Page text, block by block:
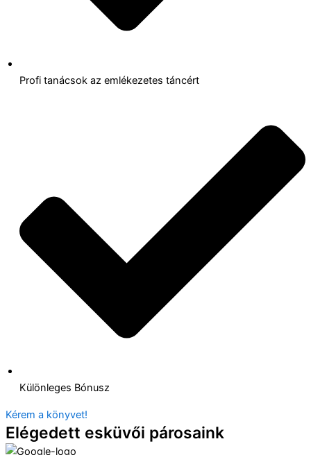
Profi tanácsok az emlékezetes táncért
Különleges Bónusz
Kérem a könyvet!
Elégedett esküvői párosaink